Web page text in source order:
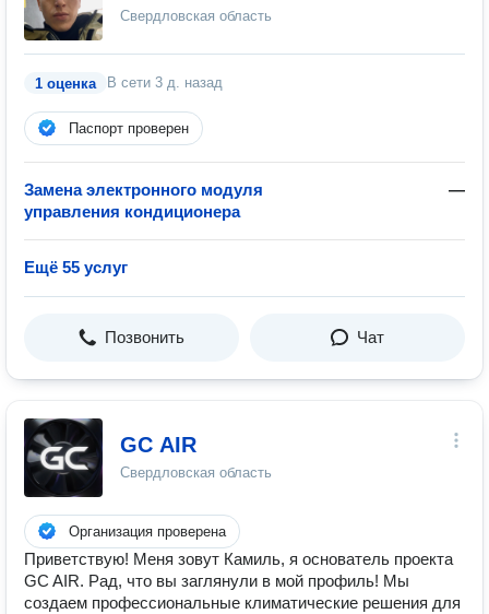
Свердловская область
1 оценка В сети 3 д. назад
Паспорт проверен
Замена электронного модуля
управления кондиционера
—
Ещё 55 услуг
Позвонить Чат
GC AIR
Свердловская область
Организация проверена
Приветствую! Меня зовут Камиль, я основатель проекта
GC AIR. Рад, что вы заглянули в мой профиль! Мы
создаем профессиональные климатические решения для